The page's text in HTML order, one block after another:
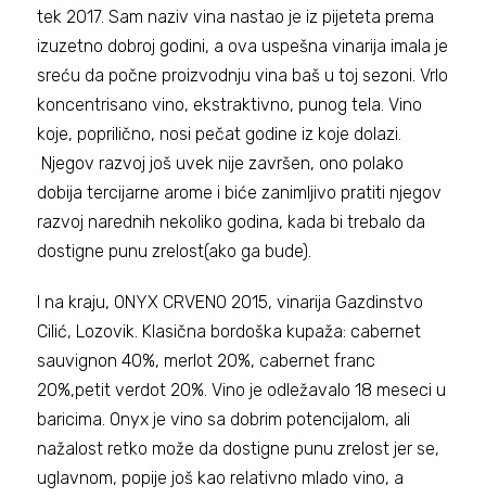
tek 2017. Sam naziv vina nastao je iz pijeteta prema
izuzetno dobroj godini, a ova uspešna vinarija imala je
sreću da počne proizvodnju vina baš u toj sezoni. Vrlo
koncentrisano vino, ekstraktivno, punog tela. Vino
koje, poprilično, nosi pečat godine iz koje dolazi.
Njegov razvoj još uvek nije završen, ono polako
dobija tercijarne arome i biće zanimljivo pratiti njegov
razvoj narednih nekoliko godina, kada bi trebalo da
dostigne punu zrelost(ako ga bude).
I na kraju, ONYX CRVENO 2015, vinarija Gazdinstvo
Cilić, Lozovik. Klasična bordoška kupaža: cabernet
sauvignon 40%, merlot 20%, cabernet franc
20%,petit verdot 20%. Vino je odležavalo 18 meseci u
baricima. Onyx je vino sa dobrim potencijalom, ali
nažalost retko može da dostigne punu zrelost jer se,
uglavnom, popije još kao relativno mlado vino, a